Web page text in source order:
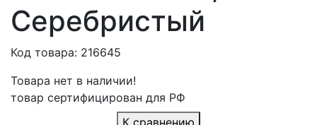
Серебристый
Код товара: 216645
Товара нет в наличии!
товар сертифицирован для РФ